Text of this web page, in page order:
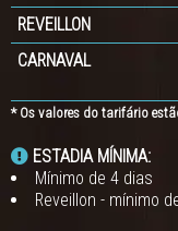
REVEILLON
CARNAVAL
* Os valores do tarifário
ESTADIA MÍNIMA:
Mínimo de 4 dias
Reveillon - mínimo